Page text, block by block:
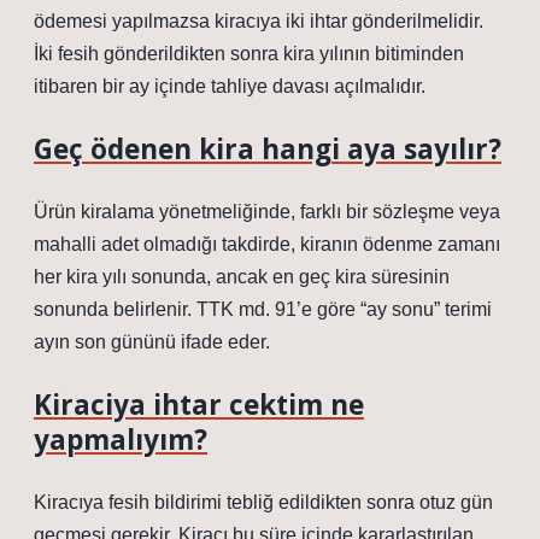
ödemesi yapılmazsa kiracıya iki ihtar gönderilmelidir.
İki fesih gönderildikten sonra kira yılının bitiminden
itibaren bir ay içinde tahliye davası açılmalıdır.
Geç ödenen kira hangi aya sayılır?
Ürün kiralama yönetmeliğinde, farklı bir sözleşme veya
mahalli adet olmadığı takdirde, kiranın ödenme zamanı
her kira yılı sonunda, ancak en geç kira süresinin
sonunda belirlenir. TTK md. 91’e göre “ay sonu” terimi
ayın son gününü ifade eder.
Kiraciya ihtar cektim ne
yapmalıyım?
Kiracıya fesih bildirimi tebliğ edildikten sonra otuz gün
geçmesi gerekir. Kiracı bu süre içinde kararlaştırılan